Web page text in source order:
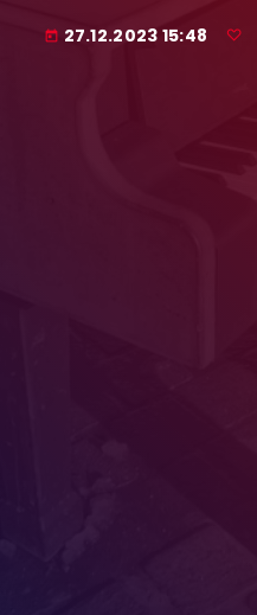
today 27.12.2023 15:48